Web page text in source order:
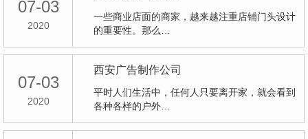
07-03
2020
一些商业店面的商家，越来越注重店铺门头设计
的重要性。那么…
07-03
2020
西安广告制作公司
平时人们生活中，任何人只要离开家，就会看到
各种各样的户外…